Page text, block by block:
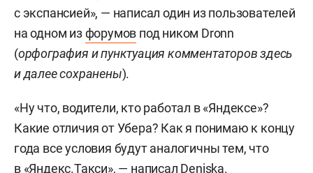
с экспансией», — написал один из пользователей
на одном из форумов под ником Dronn
(орфография и пунктуация комментаторов здесь
и далее сохранены).
«Ну что, водители, кто работал в «Яндексе»?
Какие отличия от Убера? Как я понимаю к концу
года все условия будут аналогичны тем, что
в «Яндекс.Такси», — написал Deniska.